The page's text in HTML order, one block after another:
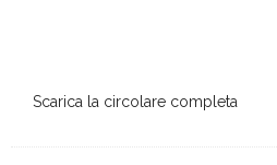
Scarica la circolare completa